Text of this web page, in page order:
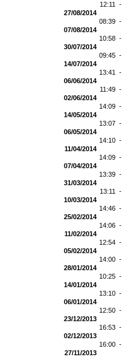
12:11 -
27/08/2014
08:39 -
07/08/2014
10:58 -
30/07/2014
09:45 -
14/07/2014
13:41 -
06/06/2014
11:49 -
02/06/2014
14:09 -
14/05/2014
13:07 -
06/05/2014
14:10 -
11/04/2014
14:09 -
07/04/2014
13:39 -
31/03/2014
13:11 -
10/03/2014
14:46 -
25/02/2014
14:06 -
11/02/2014
12:54 -
05/02/2014
14:00 -
28/01/2014
10:25 -
14/01/2014
13:10 -
06/01/2014
12:50 -
23/12/2013
16:53 -
02/12/2013
16:00 -
27/11/2013